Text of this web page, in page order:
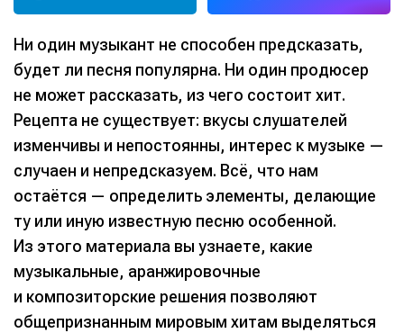
Ни один музыкант не способен предсказать,
будет ли песня популярна. Ни один продюсер
не может рассказать, из чего состоит хит.
Рецепта не существует: вкусы слушателей
изменчивы и непостоянны, интерес к музыке —
случаен и непредсказуем. Всё, что нам
остаётся — определить элементы, делающие
ту или иную известную песню особенной.
Из этого материала вы узнаете, какие
музыкальные, аранжировочные
и композиторские решения позволяют
общепризнанным мировым хитам выделяться